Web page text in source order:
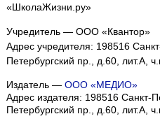
«ШколаЖизни.ру»
Учредитель — ООО «Квантор»
Адрес учредителя: 198516
Петербургский пр., д.60, лит.А,
Издатель — ООО «МЕДИО»
Адрес издателя: 198516 Санкт-
Петербургский пр., д.60, лит.А,